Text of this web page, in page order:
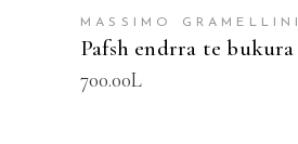
MASSIMO GRAMELLINI
Pafsh endrra te bukura
700.00L